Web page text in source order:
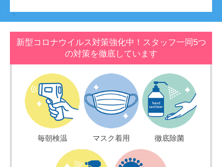
新型コロナウイルス対策強化中！スタッフ一同5つ
の対策を徹底しています
毎朝検温 マスク着用 徹底除菌